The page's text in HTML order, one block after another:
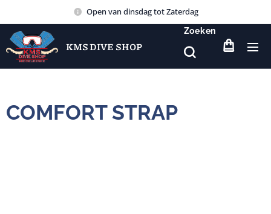
Open van dinsdag tot Zaterdag
KMS DIVE SHOP
Zoeken
COMFORT STRAP